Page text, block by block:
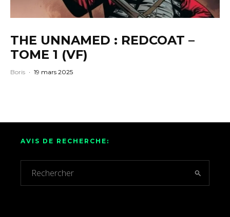
THE UNNAMED : REDCOAT –
TOME 1 (VF)
Boris · 19 mars 2025
AVIS DE RECHERCHE: